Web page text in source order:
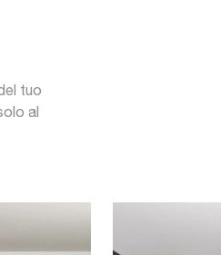
tuo
al